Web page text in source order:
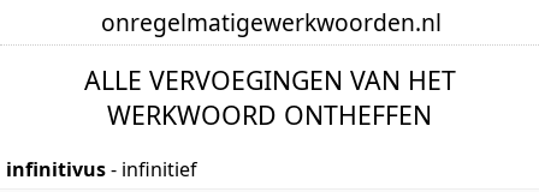
onregelmatigewerkwoorden.nl
ALLE VERVOEGINGEN VAN HET
WERKWOORD ONTHEFFEN
infinitivus- infinitief